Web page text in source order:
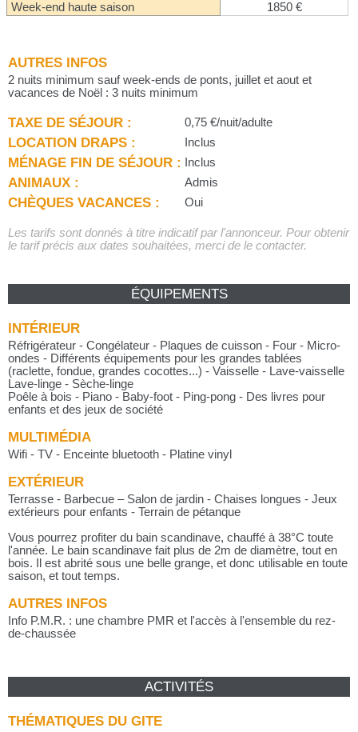
Week-end haute saison
1850 €
AUTRES INFOS
2 nuits minimum sauf week-ends de ponts, juillet et aout et
vacances de Noël : 3 nuits minimum
TAXE DE SÉJOUR : 0,75 €/nuit/adulte
LOCATION DRAPS : Inclus
MÉNAGE FIN DE SÉJOUR : Inclus
ANIMAUX : Admis
CHÈQUES VACANCES : Oui
Les tarifs sont donnés à titre indicatif par l'annonceur. Pour obtenir
le tarif précis aux dates souhaitées, merci de le contacter.
ÉQUIPEMENTS
INTÉRIEUR
Réfrigérateur - Congélateur - Plaques de cuisson - Four - Micro-
ondes - Différents équipements pour les grandes tablées
(raclette, fondue, grandes cocottes...) - Vaisselle - Lave-vaisselle
Lave-linge - Sèche-linge
Poêle à bois - Piano - Baby-foot - Ping-pong - Des livres pour
enfants et des jeux de société
MULTIMÉDIA
Wifi - TV - Enceinte bluetooth - Platine vinyl
EXTÉRIEUR
Terrasse - Barbecue – Salon de jardin - Chaises longues - Jeux
extérieurs pour enfants - Terrain de pétanque
Vous pourrez profiter du bain scandinave, chauffé à 38°C toute
l'année. Le bain scandinave fait plus de 2m de diamètre, tout en
bois. Il est abrité sous une belle grange, et donc utilisable en toute
saison, et tout temps.
AUTRES INFOS
Info P.M.R. : une chambre PMR et l'accès à l'ensemble du rez-
de-chaussée
ACTIVITÉS
THÉMATIQUES DU GITE